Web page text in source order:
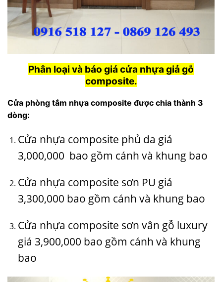
Phân loại và báo giá cửa nhựa giả gỗ
composite.
Cửa phòng tắm nhựa composite được chia thành 3
dòng:
Cửa nhựa composite phủ da giá
3,000,000 bao gồm cánh và khung bao
Cửa nhựa composite sơn PU giá
3,300,000 bao gồm cánh và khung bao
Cửa nhựa composite sơn vân gỗ luxury
giá 3,900,000 bao gồm cánh và khung
bao